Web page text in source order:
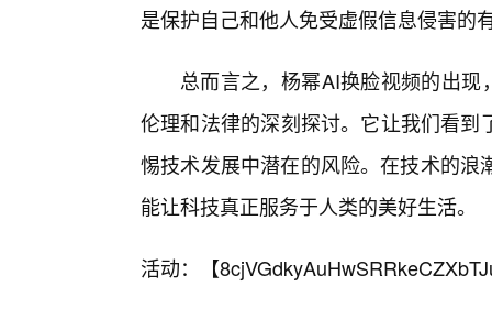
是保护自己和他人免受虚假信息侵害的
总而言之，杨幂AI换脸视频的出现
伦理和法律的深刻探讨。它让我们看
惕技术发展中潜在的风险。在技术的
能让科技真正服务于人类的美好生活。
活动：【